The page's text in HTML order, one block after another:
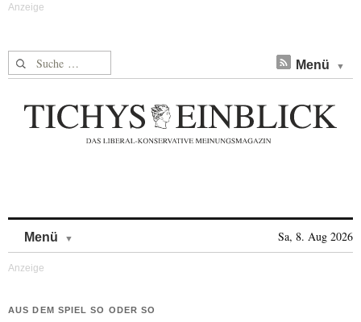
Suche nach: Menü
Menü Sa, 8. Aug 2026
AUS DEM SPIEL SO ODER SO